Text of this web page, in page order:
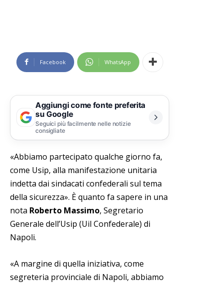
Facebook WhatsApp
Aggiungi come fonte preferita
su Google
Seguici più facilmente nelle notizie
consigliate
«Abbiamo partecipato qualche giorno fa,
come Usip, alla manifestazione unitaria
indetta dai sindacati confederali sul tema
della sicurezza». È quanto fa sapere in una
nota Roberto Massimo, Segretario
Generale dell’Usip (Uil Confederale) di
Napoli.
«A margine di quella iniziativa, come
segreteria provinciale di Napoli, abbiamo